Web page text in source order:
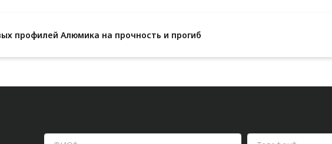
профилей Алюмика на прочность и прогиб